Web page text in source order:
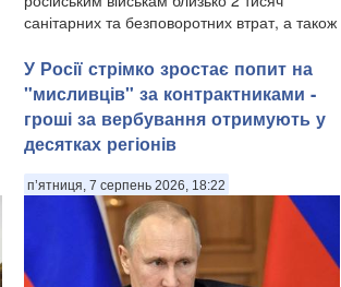
санітарних та безповоротних втрат, а також
У Росії стрімко зростає попит на
"мисливців" за контрактниками -
гроші за вербування отримують у
десятках регіонів
п’ятниця, 7 серпень 2026, 18:22